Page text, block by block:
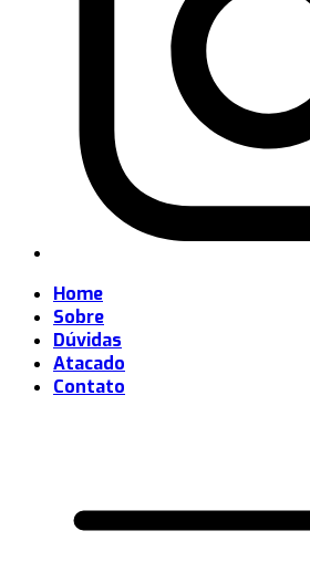
Home
Sobre
Dúvidas
Atacado
Contato